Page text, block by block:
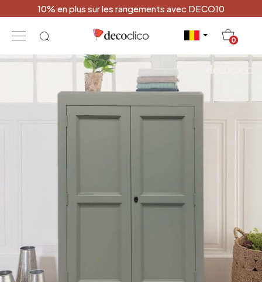
10% en plus sur les rangements avec DECO10
0